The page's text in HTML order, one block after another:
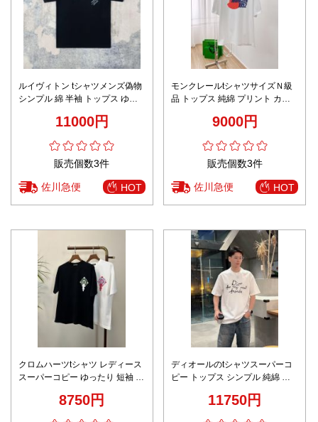
ルイヴィトン tシャツメンズ偽物
シンプル 綿 半袖 トップス ゆっ
11000円
販売個数3件
佐川急便 HOT
モンクレールtシャツサイズＮ級
品 トップス 純綿 プリント カジ
9000円
販売個数3件
佐川急便 HOT
クロムハーツtシャツ レディース
スーパーコピー ゆったり 短袖 プ
8750円
ディオールのtシャツスーパーコ
ピー トップス シンプル 純綿 柔
11750円